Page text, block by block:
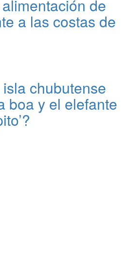
de
a las costas de
chubutense
boa y el elefante